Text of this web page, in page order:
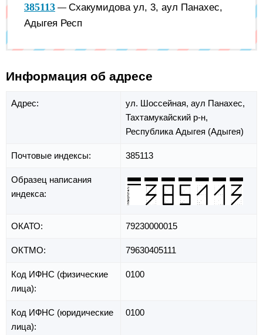
385113 — Схакумидова ул, 3, аул Панахес,
Адыгея Респ
Информация об адресе
Адрес: ул. Шоссейная, аул Панахес,
Тахтамукайский р-н,
Республика Адыгея (Адыгея)
Почтовые индексы: 385113
Образец написания
индекса:
ОКАТО: 79230000015
ОКТМО: 79630405111
Код ИФНС (физические
лица):
0100
Код ИФНС (юридические
лица):
0100